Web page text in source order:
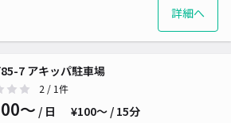
詳細へ
7 アキッパ駐車場
2 / 1件
〜 / 日 ¥100〜 / 15分